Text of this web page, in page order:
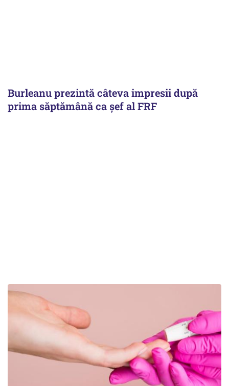
Burleanu prezintă câteva impresii după
prima săptămână ca șef al FRF